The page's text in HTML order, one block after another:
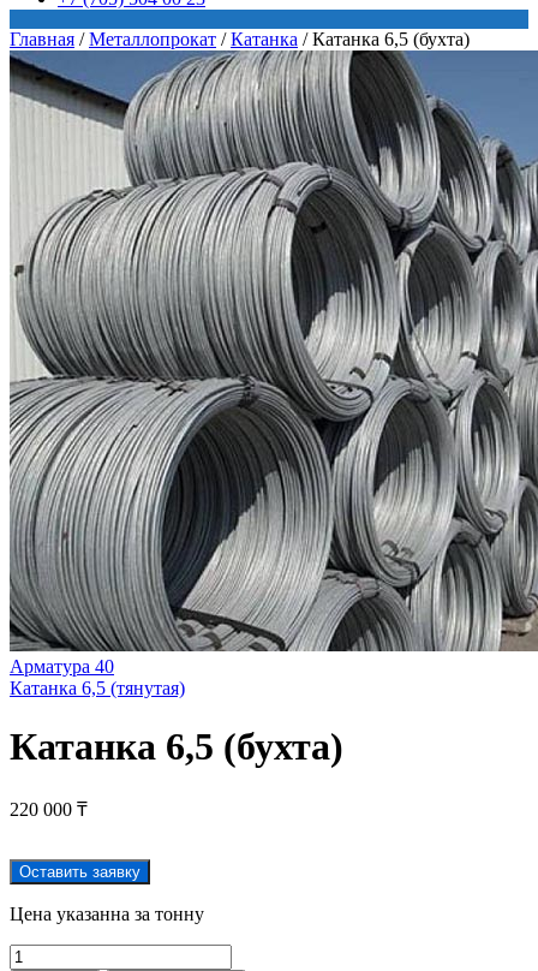
Главная / Металлопрокат / Катанка /Катанка 6,5 (бухта)
Арматура 40
Катанка 6,5 (тянутая)
Катанка 6,5 (бухта)
220 000 ₸
Оставить заявку
Цена указанна за тонну